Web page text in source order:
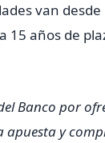
van
15 años de
Banco por
y